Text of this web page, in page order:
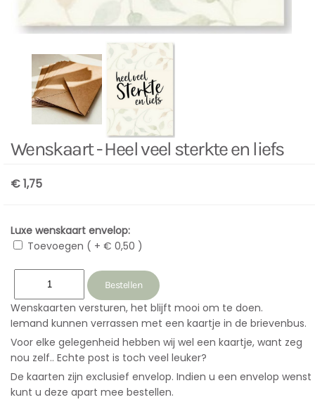
Wenskaart - Heel veel sterkte en liefs
€ 1,75
Luxe wenskaart envelop:
Toevoegen ( + € 0,50 )
Wenskaarten versturen, het blijft mooi om te doen.
Iemand kunnen verrassen met een kaartje in de brievenbus.
Voor elke gelegenheid hebben wij wel een kaartje, want zeg
nou zelf.. Echte post is toch veel leuker?
De kaarten zijn exclusief envelop. Indien u een envelop wenst
kunt u deze apart mee bestellen.